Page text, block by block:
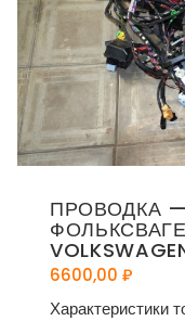
ПРОВОДКА
6600,00 ₽
Характеристики